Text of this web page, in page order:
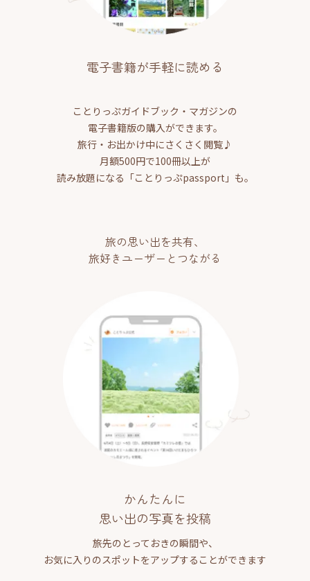
電子書籍が手軽に読める
ことりっぷガイドブック・マガジンの
電子書籍版の購入ができます。
旅行・お出かけ中にさくさく閲覧♪
月額500円で100冊以上が
読み放題になる「ことりっぷpassport」も。
旅の思い出を共有、
旅好きユーザーとつながる
かんたんに
思い出の写真を投稿
旅先のとっておきの瞬間や、
お気に入りのスポットをアップすることができます